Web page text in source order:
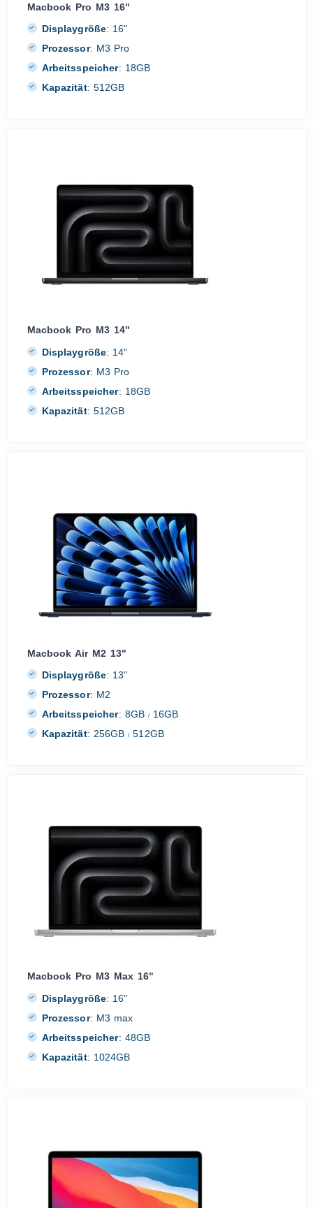
Macbook Pro M3 16"
Displaygröße: 16"
Prozessor: M3 Pro
Arbeitsspeicher: 18GB
Kapazität: 512GB
Macbook Pro M3 14"
Displaygröße: 14"
Prozessor: M3 Pro
Arbeitsspeicher: 18GB
Kapazität: 512GB
Macbook Air M2 13"
Displaygröße: 13"
Prozessor: M2
Arbeitsspeicher: 8GB / 16GB
Kapazität: 256GB/ 512GB
Macbook Pro M3 Max 16"
Displaygröße: 16"
Prozessor: M3 max
Arbeitsspeicher: 48GB
Kapazität: 1024GB